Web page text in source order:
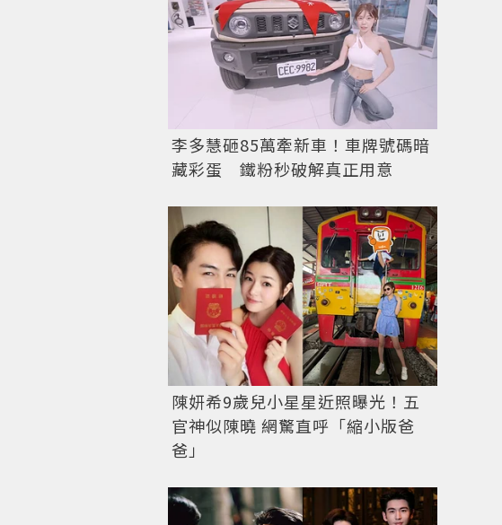
李多慧砸85萬牽新車！車牌號碼暗
藏彩蛋 鐵粉秒破解真正用意
陳妍希9歲兒小星星近照曝光！五
官神似陳曉 網驚直呼「縮小版爸
爸」